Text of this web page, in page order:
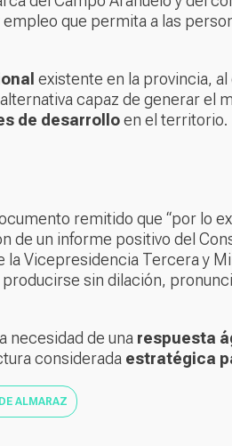
que permita a las
existente en la provincia,
capaz de generar el
de desarrolloen el territorio.
remitido que “por lo
de un informe positivo del
la Vicepresidencia Tercera y
sin dilación,
necesidad de una respuesta
considerada estratégica
ALMARAZ